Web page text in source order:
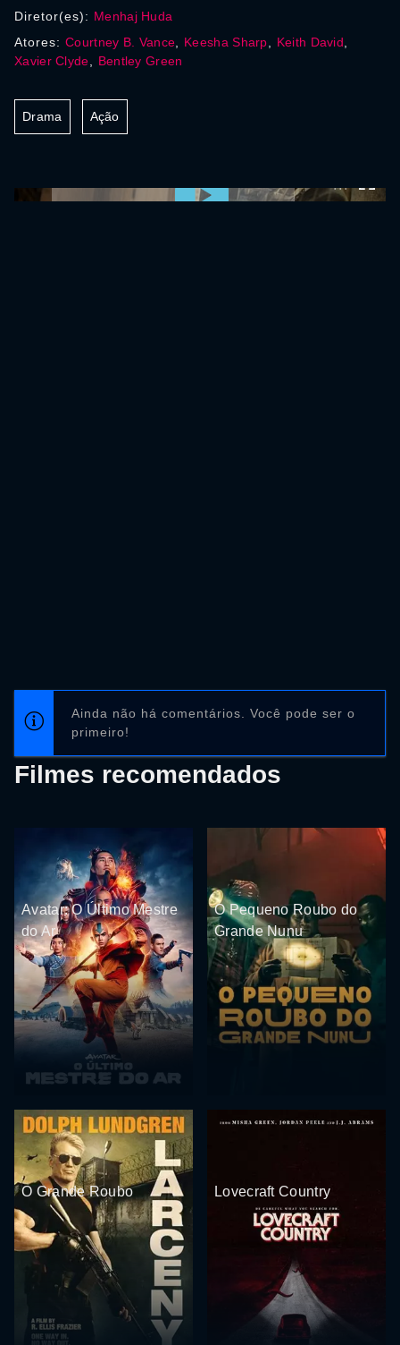
Diretor(es): Menhaj Huda
Atores: Courtney B. Vance Keesha Sharp Keith David
Xavier Clyde
Bentley Green
Drama Ação
Ainda não há comentários. Você pode ser o
primeiro!
Filmes recomendados
Avatar: O Último Mestre
do Ar
O Pequeno Roubo do
Grande Nunu
O Grande Roubo Lovecraft Country